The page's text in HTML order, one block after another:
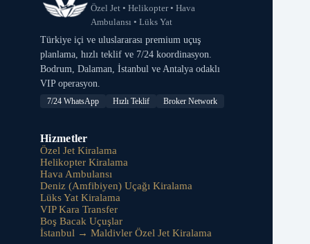
Özel Jet • Helikopter • Hava
Ambulansı • Lüks Yat
Türkiye içi ve uluslararası premium uçuş
planlama, hızlı teklif ve 7/24 koordinasyon.
Bodrum, Dalaman, İstanbul ve Antalya odaklı
VIP operasyon.
7/24 WhatsApp Hızlı Teklif Broker Network
Hizmetler
Özel Jet Kiralama
Helikopter Kiralama
Hava Ambulansı
Deniz (Amfibiyen) Uçağı Kiralama
Lüks Yat Kiralama
VIP Kara Transfer
Boş Bacak Uçuşlar
İstanbul → Maldivler Özel Jet Kiralama